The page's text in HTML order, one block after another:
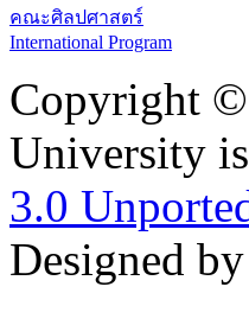
คณะศิลปศาสตร์
International Program
Copyright
University
3.0
Designed by